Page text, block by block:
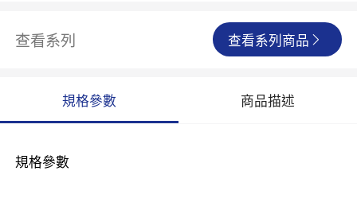
查看系列 查看系列商品
規格參數 商品描述
規格參數